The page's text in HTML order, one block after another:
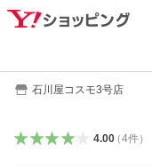
石川屋コスモ3号店
4.00（4件）